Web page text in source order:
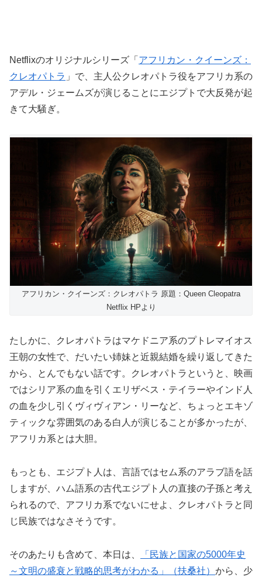
Netflixのオリジナルシリーズ「 アフリカン・クイーンズ：
クレオパトラ 」で、主人公クレオパトラ役をアフリカ系の
アデル・ジェームズが演じることにエジプトで大反発が起
きて大騒ぎ。
アフリカン・クイーンズ：クレオパトラ 原題：Queen Cleopatra
Netflix HPより
たしかに、クレオパトラはマケドニア系のプトレマイオス
王朝の女性で、だいたい姉妹と近親結婚を繰り返してきた
から、とんでもない話です。クレオパトラというと、映画
ではシリア系の血を引くエリザベス・テイラーやインド人
の血を少し引くヴィヴィアン・リーなど、ちょっとエキゾ
ティックな雰囲気のある白人が演じることが多かったが、
アフリカ系とは大胆。
もっとも、エジプト人は、言語ではセム系のアラブ語を話
しますが、ハム語系の古代エジプト人の直接の子孫と考え
られるので、アフリカ系でないにせよ、クレオパトラと同
じ民族ではなさそうです。
そのあたりも含めて、本日は、
「民族と国家の5000年史
～文明の盛衰と戦略的思考がわかる」（扶桑社） から、少